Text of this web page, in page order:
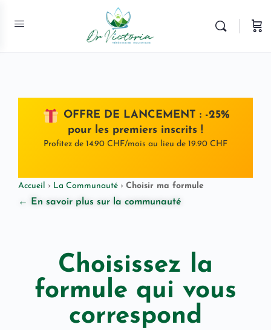
OFFRE DE LANCEMENT : -25%
pour les premiers inscrits !
Profitez de 14.90 CHF/mois au lieu de 19.90 CHF
Accueil › La Communauté › Choisir ma formule
← En savoir plus sur la communauté
Choisissez la
formule qui vous
correspond